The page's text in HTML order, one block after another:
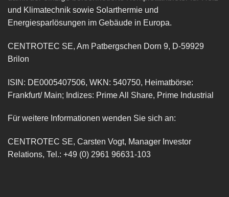
und Klimatechnik sowie Solarthermie und
Energiesparlösungen im Gebäude in Europa.
CENTROTEC SE, Am Patbergschen Dorn 9, D-59929
Brilon
ISIN: DE0005407506, WKN: 540750, Heimatbörse:
Frankfurt/ Main; Indizes: Prime All Share, Prime Industrial
Für weitere Informationen wenden Sie sich an:
CENTROTEC SE, Carsten Vogt, Manager Investor
Relations, Tel.: +49 (0) 2961 96631-103